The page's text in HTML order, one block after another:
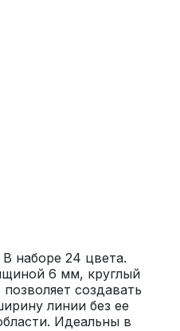
наборе 24 цвета.
6 мм, круглый
создавать
линии без ее
Идеальны в